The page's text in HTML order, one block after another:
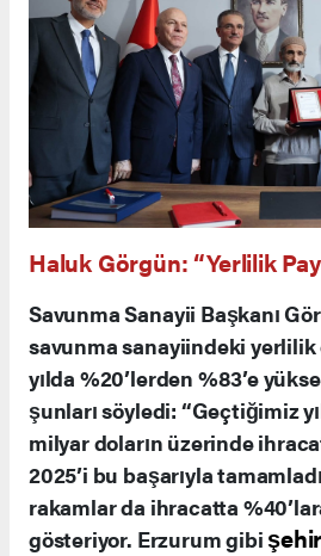
Haluk Görgün: “Yerlilik
Savunma Sanayii Başkanı
savunma sanayiindeki yerlilik
yılda %20’lerden %83’e
şunları söyledi: “Geçtiğimiz
milyar doların üzerinde
2025’i bu başarıyla
rakamlar da ihracatta
gösteriyor. Erzurum gibi